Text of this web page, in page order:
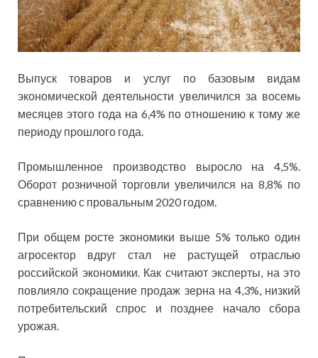
Выпуск товаров и услуг по базовым видам
экономической деятельности увеличился за восемь
месяцев этого года на 6,4% по отношению к тому же
периоду прошлого года.
Промышленное производство выросло на 4,5%.
Оборот розничной торговли увеличился на 8,8% по
сравнению с провальным 2020 годом.
При общем росте экономики выше 5% только один
агросектор вдруг стал не растущей отраслью
российской экономики. Как считают эксперты, на это
повлияло сокращение продаж зерна на 4,3%, низкий
потребительский спрос и позднее начало сбора
урожая.